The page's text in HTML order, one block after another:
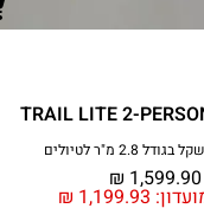
2.8 מ"ר לטיולים
₪ 1,199.93
₪ 1,599.90